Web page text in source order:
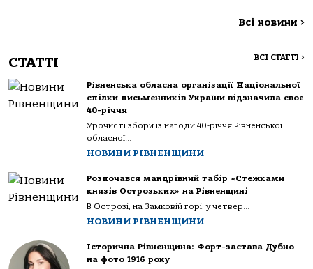
Всі новини >
СТАТТІ ВСІ СТАТТІ >
Рівненська обласна організації Національної
спілки письменників України відзначила своє
40-річчя
Урочисті збори із нагоди 40-річчя Рівненської
обласної...
НОВИНИ РІВНЕНЩИНИ
Розпочався мандрівний табір «Стежками
князів Острозьких» на Рівненщині
В Острозі, на Замковій горі, у четвер...
НОВИНИ РІВНЕНЩИНИ
Історична Рівненщина: Форт-застава Дубно
на фото 1916 року